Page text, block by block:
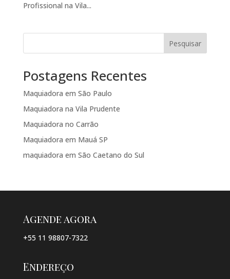
Profissional na Vila...
Pesquisar
Postagens Recentes
Maquiadora em São Paulo
Maquiadora na Vila Prudente
Maquiadora no Carrão
Maquiadora em Mauá SP
maquiadora em São Caetano do Sul
Agende agora
+55 11 98807-7322
Endereço